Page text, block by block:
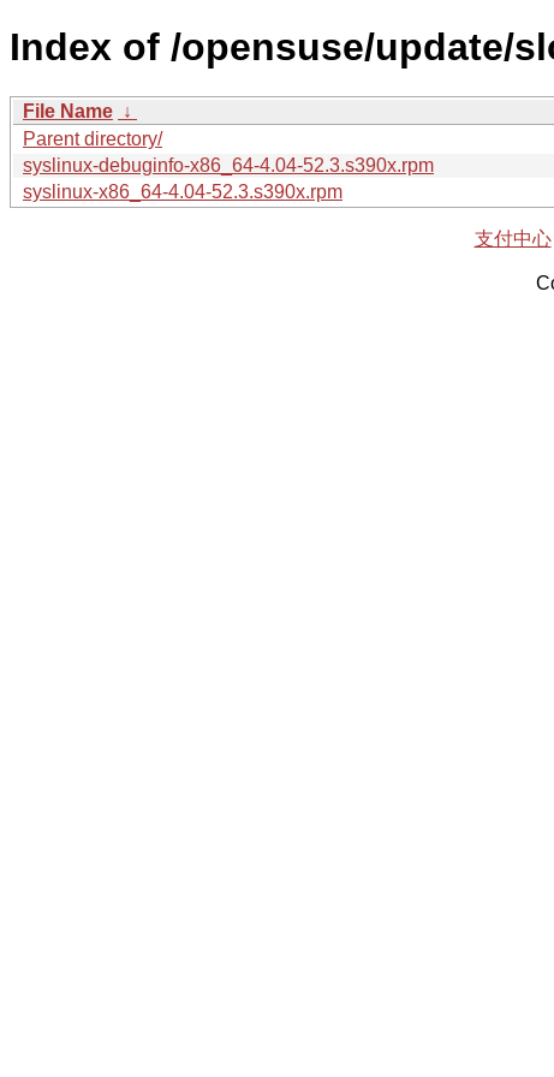
Index of /opensuse/update/
File Name ↓
Parent directory/
syslinux-debuginfo-x86_64-4.04-52.3.s390x.rpm
syslinux-x86_64-4.04-52.3.s390x.rpm
支付中心